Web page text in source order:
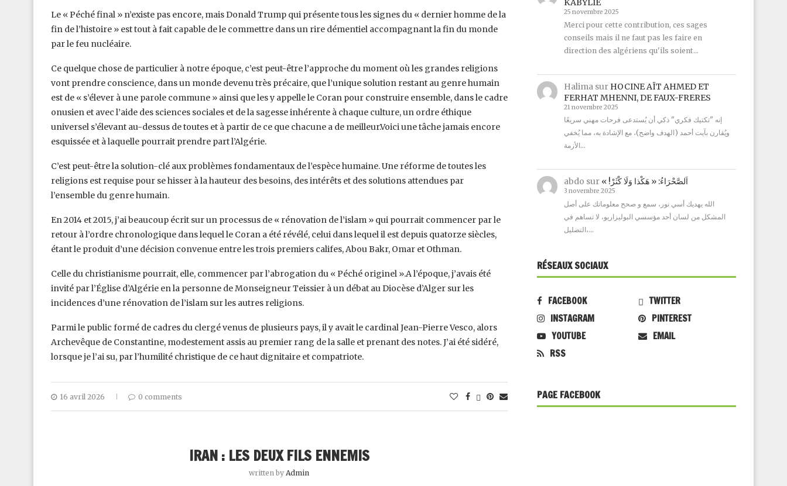
Le « Péché final » n’existe pas encore, mais Donald Trump qui présente tous les signes du « dernier homme de la
fin de l’histoire » est tout à fait capable de le commettre dans un rire démentiel accompagnant la fin du monde
par le feu nucléaire.
Ce quelque chose de particulier à notre époque, c’est peut-être l’approche du moment où les grandes religions
vont prendre conscience, dans un monde devenu très précaire, que l’unique solution restant au genre humain
est de « s’élever à une parole commune » ainsi que les y appelle le Coran pour construire ensemble, dans le cadre
onusien et avec l’aide des sciences sociales et de la sagesse inhérente à chaque culture, un ordre éthique
universel s’élevant au-dessus de toutes et à partir de ce que chacune a de meilleur.Voici une tâche jamais encore
esquissée et à laquelle pourrait prendre part l’Algérie.
C’est peut-être la solution-clé aux problèmes fondamentaux de l’espèce humaine. Une réforme de toutes les
religions est requise pour se hisser à la hauteur des besoins, des intérêts et des solutions attendues par
l’ensemble du genre humain.
En 2014 et 2015, j’ai beaucoup écrit sur un processus de « rénovation de l’islam » qui pourrait commencer par le
retour à l’ordre chronologique dans lequel le Coran a été révélé, celui dans lequel il est depuis quatorze siècles,
étant le produit d’une décision convenue entre les trois premiers califes, Abou Bakr, Omar et Othman.
Celle du christianisme pourrait, elle, commencer par l’abrogation du « Péché originel ».A l’époque, j’avais été
invité par l’Église d’Algérie en la personne de Monseigneur Teissier à un débat au Diocèse d’Alger sur les
incidences d’une rénovation de l’islam sur les autres religions.
Parmi le public formé de cadres du clergé venus de plusieurs pays, il y avait le cardinal Jean-Pierre Vesco, alors
Archevêque de Constantine, modestement assis au premier rang de la salle et prenant des notes. J’ai été sidéré,
lorsque je l’ai su, par l’humilité christique de ce haut dignitaire et compatriote.
16 avril 2026 0 comments
IRAN : LES DEUX FILS ENNEMIS
written byAdmin
KABYLIE
25 novembre 2025
Merci pour cette contribution, ces sages
conseils mais il ne faut pas les faire en
direction des algériens qu'ils soient…
Halimasur HOCINE AÏT AHMED ET
FERHAT MHENNI, DE FAUX-FRERES
21 novembre 2025
إنه "تكتيك فكري" ذكي أن يُستدعى فرحات مهني سريعًا
ويُقارن بآيت أحمد (الهدف واضح)، مع الإشادة به، مما يُخفي
الأزمة…
abdo sur « !اَلصَّحْرَاءُ: « هَكْذا وَلَا كْثَرْ
3 novembre 2025
الله يهديك أسي نور، سمع و صحح معلوماتك على أصل
المشكل من لسان أحد مؤسسي البوليزاريو، لا تساهم في
التضليل،…
RÉSEAUX SOCIAUX
FACEBOOK
TWITTER
INSTAGRAM
PINTEREST
YOUTUBE
EMAIL
RSS
PAGE FACEBOOK